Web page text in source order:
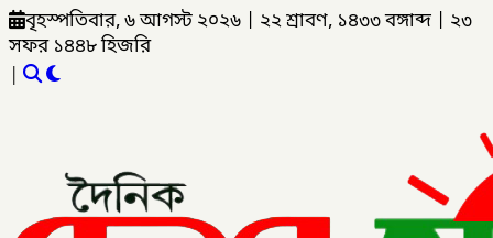
বৃহস্পতিবার, ৬ আগস্ট ২০২৬ ২২ শ্রাবণ, ১৪৩৩ বঙ্গাব্দ
২৩
সফর ১৪৪৮ হিজরি
|